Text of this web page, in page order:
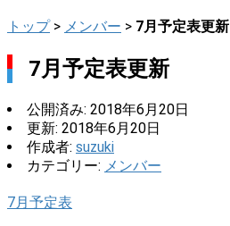
トップ> メンバー > 7月予定表更新
7月予定表更新
公開済み: 2018年6月20日
更新: 2018年6月20日
作成者: suzuki
カテゴリー: メンバー
7月予定表